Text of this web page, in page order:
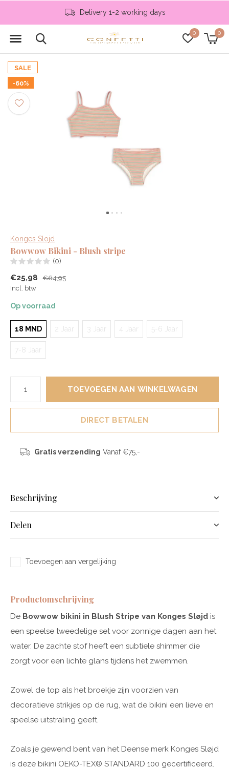
0 0
Delivery 1-2 working days
SALE
-60%
Konges Slojd
Bowwow Bikini - Blush stripe
(0)
€25,98
€64,95
Incl. btw
Op voorraad
18 MND 2 Jaar 3 Jaar 4 Jaar 5-6 Jaar
7-8 Jaar
TOEVOEGEN AAN WINKELWAGEN
DIRECT BETALEN
Gratis verzending Vanaf €75,-
Beschrijving
Delen
Toevoegen aan vergelijking
Productomschrijving
De Bowwow bikini in Blush Stripe van Konges Sløjd is
een speelse tweedelige set voor zonnige dagen aan het
water. De zachte stof heeft een subtiele shimmer die
zorgt voor een lichte glans tijdens het zwemmen.
Zowel de top als het broekje zijn voorzien van
decoratieve strikjes op de rug, wat de bikini een lieve en
speelse uitstraling geeft.
Zoals je gewend bent van het Deense merk Konges Sløjd
is deze bikini OEKO-TEX® STANDARD 100 gecertificeerd.